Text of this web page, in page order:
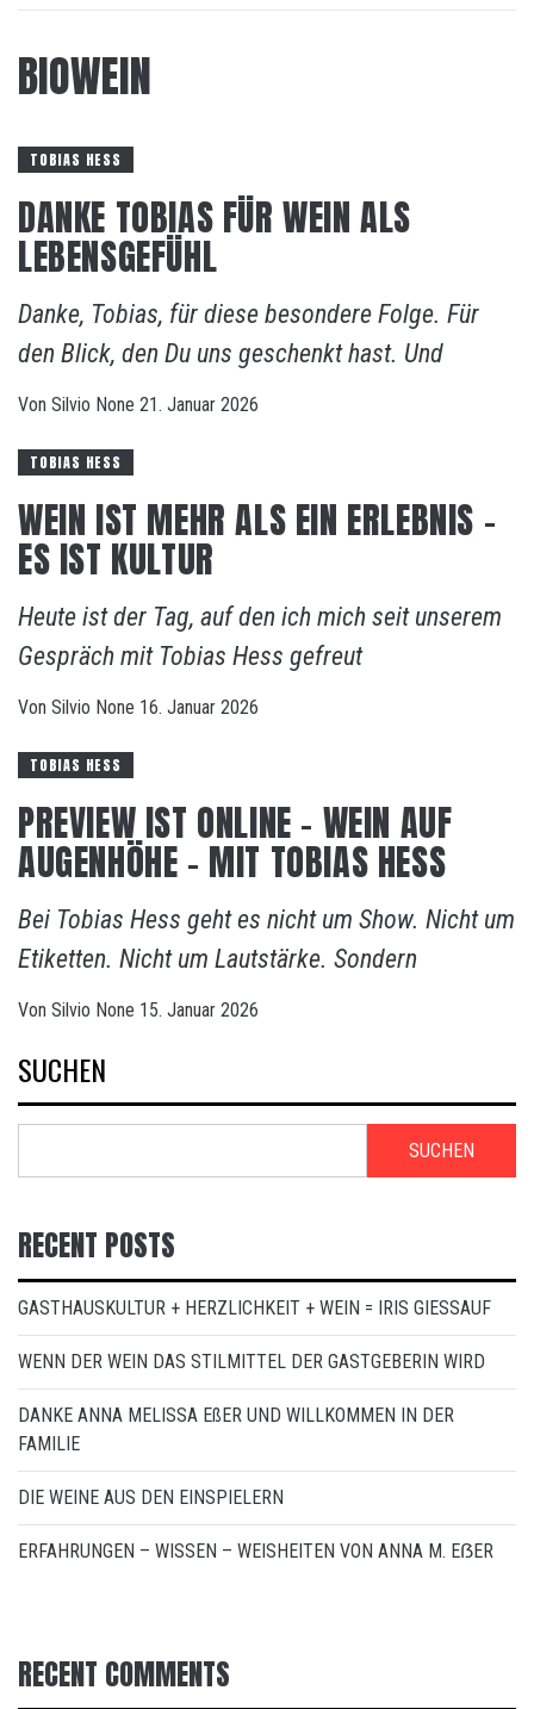
BIOWEIN
TOBIAS HESS
DANKE TOBIAS FÜR WEIN ALS
LEBENSGEFÜHL
Danke, Tobias, für diese besondere Folge. Für
den Blick, den Du uns geschenkt hast. Und
Von Silvio None 21. Januar 2026
TOBIAS HESS
WEIN IST MEHR ALS EIN ERLEBNIS –
ES IST KULTUR
Heute ist der Tag, auf den ich mich seit unserem
Gespräch mit Tobias Hess gefreut
Von Silvio None 16. Januar 2026
TOBIAS HESS
PREVIEW IST ONLINE – WEIN AUF
AUGENHÖHE – MIT TOBIAS HESS
Bei Tobias Hess geht es nicht um Show. Nicht um
Etiketten. Nicht um Lautstärke. Sondern
Von Silvio None 15. Januar 2026
SUCHEN
SUCHEN
RECENT POSTS
GASTHAUSKULTUR + HERZLICHKEIT + WEIN = IRIS GIESSAUF
WENN DER WEIN DAS STILMITTEL DER GASTGEBERIN WIRD
DANKE ANNA MELISSA EßER UND WILLKOMMEN IN DER
FAMILIE
DIE WEINE AUS DEN EINSPIELERN
ERFAHRUNGEN – WISSEN – WEISHEITEN VON ANNA M. EẞER
RECENT COMMENTS